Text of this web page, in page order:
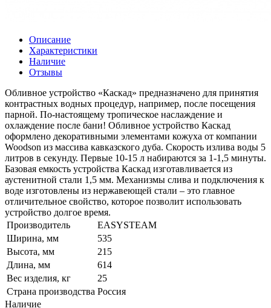
Описание
Характеристики
Наличие
Отзывы
Обливное устройство «Каскад» предназначено для принятия
контрастных водных процедур, например, после посещения
парной. По-настоящему тропическое наслаждение и
охлаждение после бани! Обливное устройство Каскад
оформлено декоративными элементами кожуха от компании
Woodson из массива кавказского дуба. Скорость излива воды 5
литров в секунду. Первые 10-15 л набираются за 1-1,5 минуты.
Базовая емкость устройства Каскад изготавливается из
аустенитной стали 1,5 мм. Механизмы слива и подключения к
воде изготовлены из нержавеющей стали – это главное
отличительное свойство, которое позволит использовать
устройство долгое время.
Производитель
EASYSTEAM
Ширина, мм
535
Высота, мм
215
Длина, мм
614
Вес изделия, кг
25
Страна производства Россия
Наличие